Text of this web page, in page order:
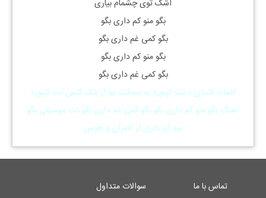
اشک توی چشمام بیاری
بگو منو کم داری بگو
بگو کمی غم داری بگو
بگو منو کم داری بگو
بگو کمی غم داری بگو
کلمات کلیدی » نت کیبورد یه نیمکت تها از بلک کتس نت کیبورد
اهنگ بگو منو کم داری بگو بگو کمی غم داری بگو نت موسیقی بگو
منو کم داری از کامران و هومن
تماس با ما
سوالات متداول